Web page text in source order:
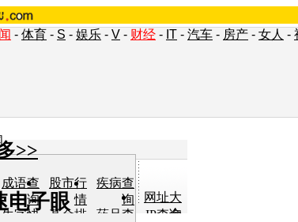
- 体育 - S - 娱乐 - V - 财经 - IT - 汽车 - 房产 - 女人 -
>>
成语查
询
股市行
情
疾病查
询
网址大
全
生字快
基金排
药品查
IP查询
电子眼